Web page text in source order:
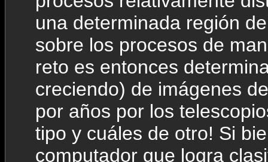
una determinada región
sobre los procesos de
reto es entonces
creciendo) de imágenes
por años por los
tipo y cuáles de otro! Si
computador que logra